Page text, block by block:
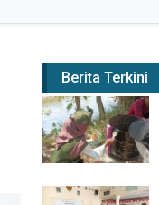
Berita Terkini